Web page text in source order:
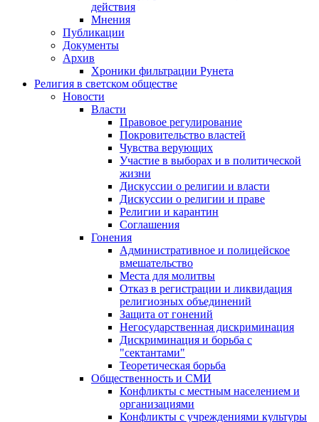
действия
Мнения
Публикации
Документы
Архив
Хроники фильтрации Рунета
Религия в светском обществе
Новости
Власти
Правовое регулирование
Покровительство властей
Чувства верующих
Участие в выборах и в политической
жизни
Дискуссии о религии и власти
Дискуссии о религии и праве
Религии и карантин
Соглашения
Гонения
Административное и полицейское
вмешательство
Места для молитвы
Отказ в регистрации и ликвидация
религиозных объединений
Защита от гонений
Негосударственная дискриминация
Дискриминация и борьба с
"сектантами"
Теоретическая борьба
Общественность и СМИ
Конфликты с местным населением и
организациями
Конфликты с учреждениями культуры